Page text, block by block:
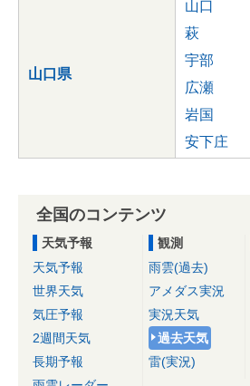
山口県
山口
萩
宇部
広瀬
岩国
安下庄
全国のコンテンツ
天気予報
天気予報
世界天気
気圧予報
2週間天気
長期予報
観測
雨雲(過去)
アメダス実況
実況天気
過去天気
雷(実況)